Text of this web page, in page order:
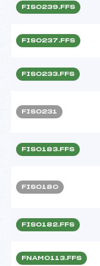
FIS0239.FFS
FIS0237.FFS
FIS0233.FFS
FIS0231
FIS0183.FFS
FIS0180
FIS0182.FFS
FNAM0113.FFS